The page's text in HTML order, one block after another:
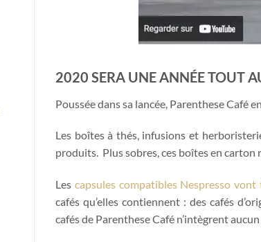
2020 SERA UNE ANNÉE TOUT
Poussée dans sa lancée, Parenthese Café
Les boîtes à thés, infusions et
produits. Plus sobres, ces boîtes en
Les capsules compatibles Nespresso
cafés qu’elles contiennent : des cafés
cafés de Parenthese Café n’intègrent